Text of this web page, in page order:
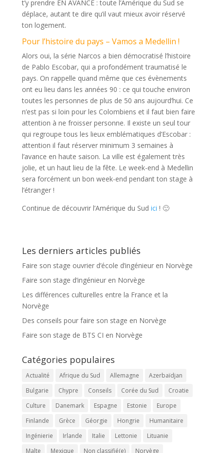
t’y prendre EN AVANCE : toute l’Amérique du Sud se
déplace, autant te dire qu’il vaut mieux avoir réservé
ton logement.
Pour l’histoire du pays – Vamos a Medellin !
Alors oui, la série Narcos a bien démocratisé l’histoire
de Pablo Escobar, qui a profondément traumatisé le
pays. On rappelle quand même que ces évènements
ont eu lieu dans les années 90 : ce qui touche environ
toutes les personnes de plus de 50 ans aujourd’hui. Ce
n’est pas si loin pour les Colombiens et il faut bien faire
attention à ne froisser personne. Il existe un seul tour
qui regroupe tous les lieux emblématiques d’Escobar :
attention il faut réserver minimum 3 semaines à
l’avance en haute saison. La ville est également très
jolie, et un haut lieu de la fête. Le week-end à Medellin
sera forcément un bon week-end pendant ton stage à
l’étranger !
Continue de découvrir l’Amérique du Sud ici ! 🙂
Les derniers articles publiés
Faire son stage ouvrier d’école d’ingénieur en Norvège
Faire son stage d’ingénieur en Norvège
Les différences culturelles entre la France et la
Norvège
Des conseils pour faire son stage en Norvège
Faire son stage de BTS CI en Norvège
Catégories populaires
Actualité Afrique du Sud Allemagne
Azerbaïdjan
Bulgarie
Chypre Conseils Corée du Sud
Croatie
Culture
Danemark Espagne Estonie
Europe
Finlande
Grèce Géorgie Hongrie
Humanitaire
Ingénierie
Irlande Italie Lettonie
Lituanie
Malte
Mexique Non classifié(e) Norvège